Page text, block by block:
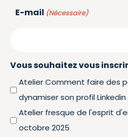
E-mail (Nécessaire)
Vous souhaitez vous
Atelier Comment faire des
dynamiser son profil
Atelier fresque de l'esprit
octobre 2025